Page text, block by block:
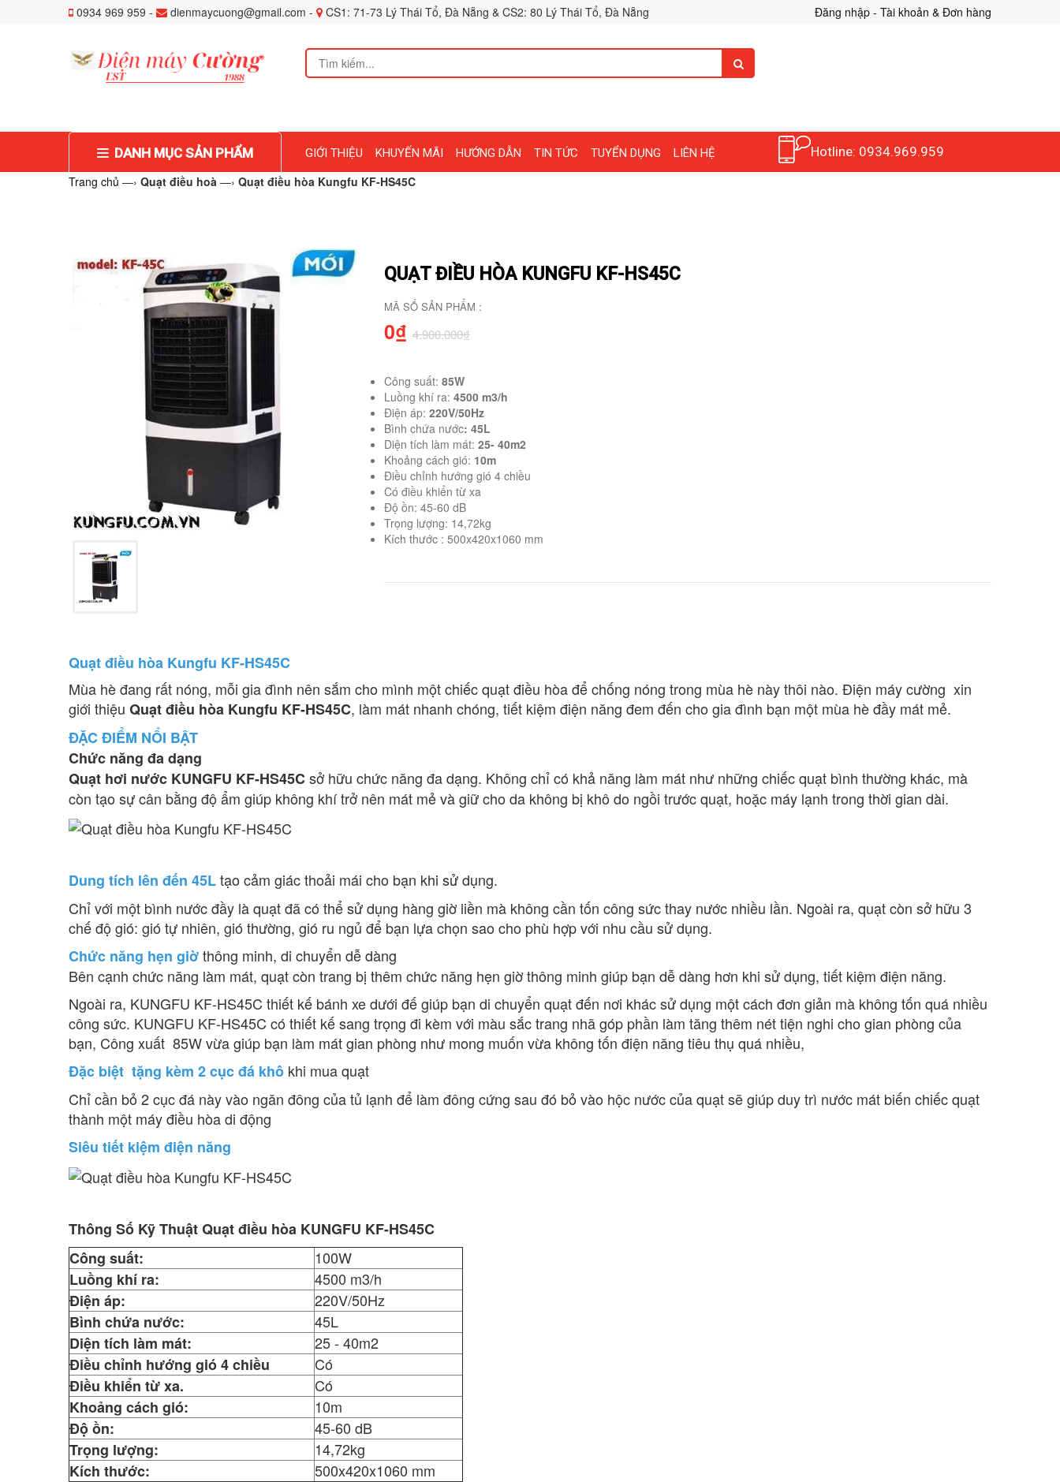
0934 969 959 - dienmaycuong@gmail.com - CS1: 71-73 Lý Thái Tổ, Đà Nẵng & CS2: 80 Lý Thái Tổ, Đà Nẵng Đăng nhập - Tài khoản & Đơn hàng
DANH MỤC SẢN PHẨM GIỚI THIỆU KHUYẾN MÃI HƯỚNG DẪN TIN TỨC TUYỂN DỤNG LIÊN HỆ
Hotline: 0934.969.959
Trang chủ —› Quạt điều hoà —› Quạt điều hòa Kungfu KF-HS45C
QUẠT ĐIỀU HÒA KUNGFU KF-HS45C
MÃ SỐ SẢN PHẨM :
0₫ 4.900.000₫
Công suất: 85W
Luồng khí ra: 4500 m3/h
Điện áp: 220V/50Hz
Bình chứa nước: 45L
Diện tích làm mát: 25- 40m2
Khoảng cách gió: 10m
Điều chỉnh hướng gió 4 chiều
Có điều khiển từ xa
Độ ồn: 45-60 dB
Trọng lượng: 14,72kg
Kích thước : 500x420x1060 mm
Quạt điều hòa Kungfu KF-HS45C
Mùa hè đang rất nóng, mỗi gia đình nên sắm cho mình một chiếc quạt điều hòa để chống nóng trong mùa hè này thôi nào. Điện máy cường xin
giới thiệu Quạt điều hòa Kungfu KF-HS45C, làm mát nhanh chóng, tiết kiệm điện năng đem đến cho gia đình bạn một mùa hè đầy mát mẻ.
ĐẶC ĐIỂM NỔI BẬT
Chức năng đa dạng
Quạt hơi nước KUNGFU KF-HS45Csở hữu chức năng đa dạng. Không chỉ có khả năng làm mát như những chiếc quạt bình thường khác, mà
còn tạo sự cân bằng độ ẩm giúp không khí trở nên mát mẻ và giữ cho da không bị khô do ngồi trước quạt, hoặc máy lạnh trong thời gian dài.
Dung tích lên đến 45Ltạo cảm giác thoải mái cho bạn khi sử dụng.
Chỉ với một bình nước đầy là quạt đã có thể sử dụng hàng giờ liền mà không cần tốn công sức thay nước nhiều lần. Ngoài ra, quạt còn sở hữu 3
chế độ gió: gió tự nhiên, gió thường, gió ru ngủ để bạn lựa chọn sao cho phù hợp với nhu cầu sử dụng.
Chức năng hẹn giờthông minh, di chuyển dễ dàng
Bên cạnh chức năng làm mát, quạt còn trang bị thêm chức năng hẹn giờ thông minh giúp bạn dễ dàng hơn khi sử dụng, tiết kiệm điện năng.
Ngoài ra, KUNGFU KF-HS45C thiết kế bánh xe dưới đế giúp bạn di chuyển quạt đến nơi khác sử dụng một cách đơn giản mà không tốn quá nhiều
công sức. KUNGFU KF-HS45C có thiết kế sang trọng đi kèm với màu sắc trang nhã góp phần làm tăng thêm nét tiện nghi cho gian phòng của
bạn, Công xuất 85W vừa giúp bạn làm mát gian phòng như mong muốn vừa không tốn điện năng tiêu thụ quá nhiều,
Đặc biệt tặng kèm 2 cục đá khô khi mua quạt
Chỉ cần bỏ 2 cục đá này vào ngăn đông của tủ lạnh để làm đông cứng sau đó bỏ vào hộc nước của quạt sẽ giúp duy trì nước mát biến chiếc quạt
thành một máy điều hòa di động
Siêu tiết kiệm điện năng
Thông Số Kỹ Thuật Quạt điều hòa KUNGFU KF-HS45C
Công suất:
100W
Luồng khí ra:
4500 m3/h
Điện áp:
220V/50Hz
Bình chứa nước:
45L
Diện tích làm mát:
25 - 40m2
Điều chỉnh hướng gió 4 chiều
Có
Điều khiển từ xa.
Có
Khoảng cách gió:
10m
Độ ồn:
45-60 dB
Trọng lượng:
14,72kg
Kích thước:
500x420x1060 mm